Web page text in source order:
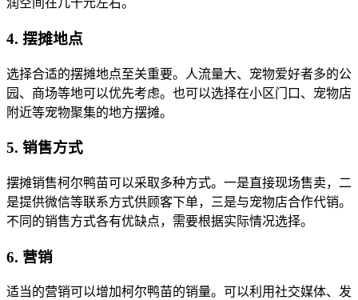
润空间在几十元左右。
4. 摆摊地点
选择合适的摆摊地点至关重要。人流量大、宠物爱好者多的公
园、商场等地可以优先考虑。也可以选择在小区门口、宠物店
附近等宠物聚集的地方摆摊。
5. 销售方式
摆摊销售柯尔鸭苗可以采取多种方式。一是直接现场售卖，二
是提供微信等联系方式供顾客下单，三是与宠物店合作代销。
不同的销售方式各有优缺点，需要根据实际情况选择。
6. 营销
适当的营销可以增加柯尔鸭苗的销量。可以利用社交媒体、发